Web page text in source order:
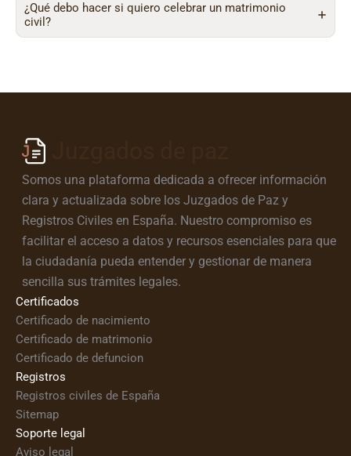
¿Qué debo hacer si quiero celebrar un matrimonio
civil?
Somos una plataforma dedicada a ofrecer información
clara y actualizada sobre los Juzgados de Paz y
Registros Civiles en España. Nuestro compromiso es
facilitar el acceso a datos y recursos esenciales para que
la ciudadanía pueda entender y gestionar de manera
sencilla sus trámites legales.
Certificados
Certificado de nacimiento
Certificado de matrimonio
Certificado de defuncion
Registros
Registros civiles de España
Sitemap
Soporte legal
Aviso legal